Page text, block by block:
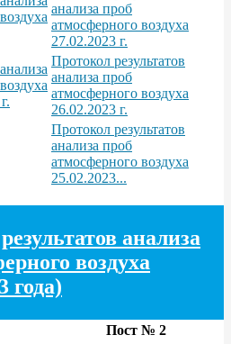
анализа проб
атмосферного воздуха
27.02.2023 г.
Протокол результатов
анализа проб
атмосферного воздуха
26.02.2023 г.
Протокол результатов
анализа проб
атмосферного воздуха
25.02.2023...
анализа
воздуха
года)
Пост № 2